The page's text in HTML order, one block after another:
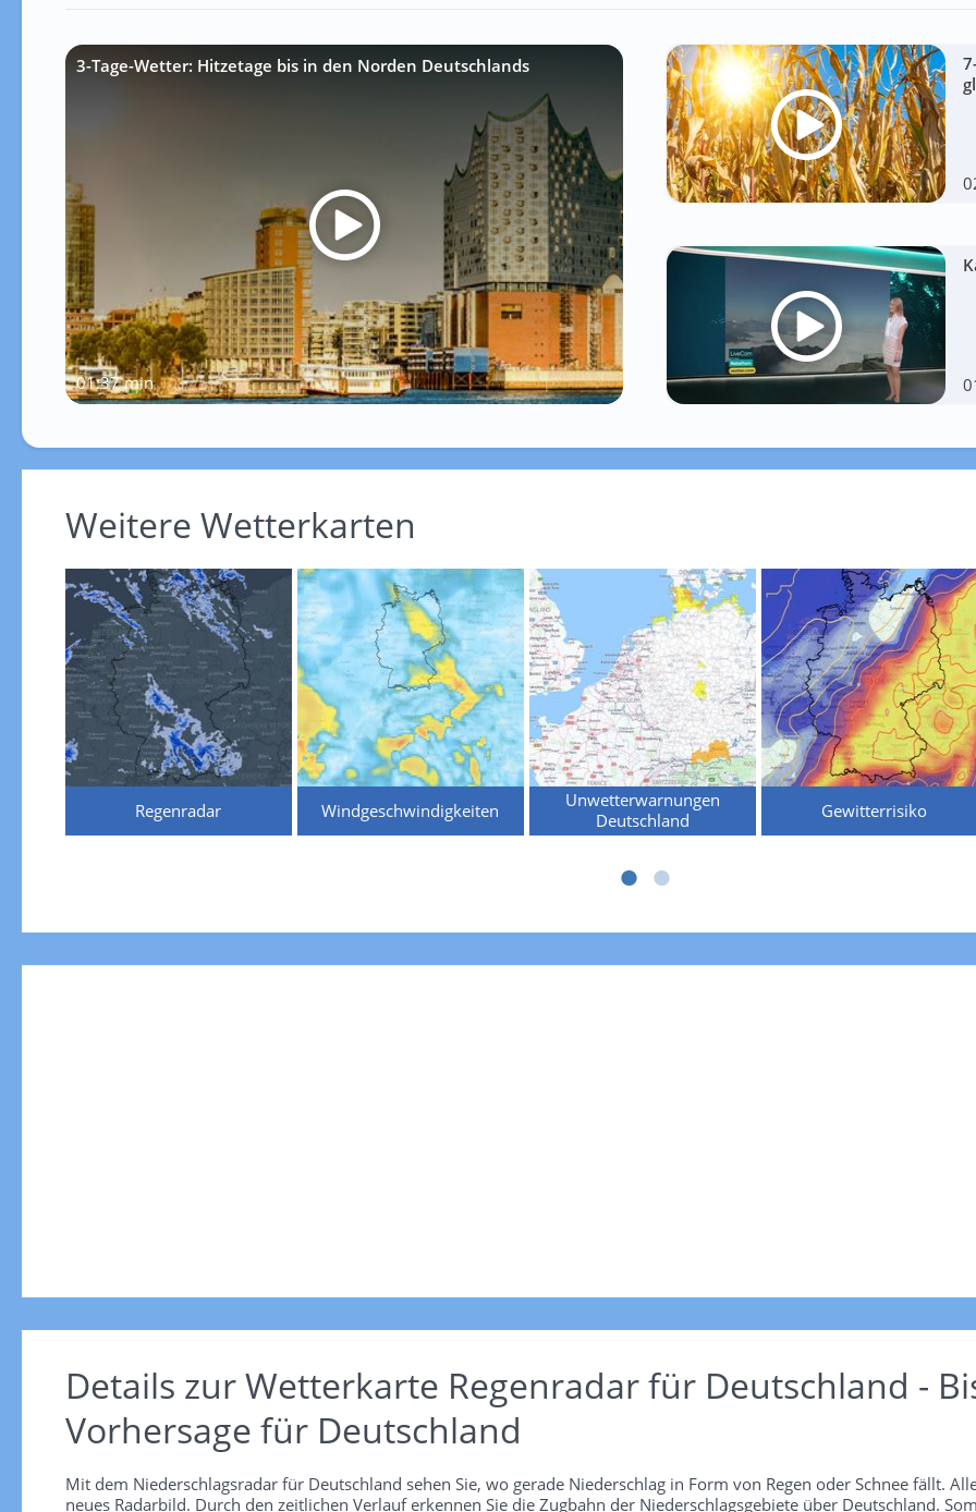
3-Tage-Wetter: Hitzetage bis in den Norden Deutschlands
01:37 min
Weitere Wetterkarten
Regenradar Windgeschwindigkeiten
Unwetterwarnungen
Deutschland
Gewitterrisiko
Details zur Wetterkarte Regenradar für Deutschland -
Vorhersage für Deutschland
Mit dem Niederschlagsradar für Deutschland sehen Sie, wo gerade Niederschlag in Form von Regen oder Schnee fällt.
neues Radarbild. Durch den zeitlichen Verlauf erkennen Sie die Zugbahn der Niederschlagsgebiete über Deutschland.